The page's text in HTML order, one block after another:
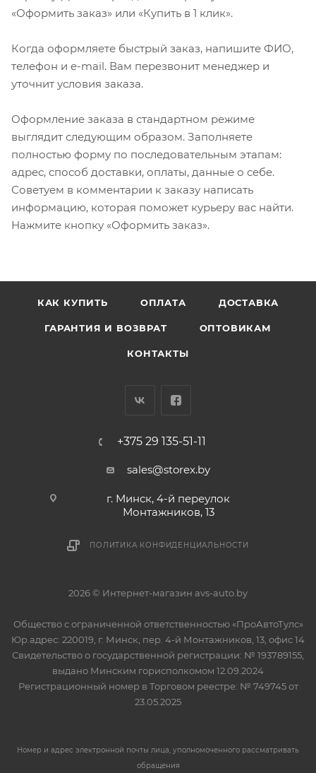
«Оформить заказ» или «Купить в 1 клик».
Когда оформляете быстрый заказ, напишите ФИО,
телефон и e-mail. Вам перезвонит менеджер и
уточнит условия заказа.
Оформление заказа в стандартном режиме
выглядит следующим образом. Заполняете
полностью форму по последовательным этапам:
адрес, способ доставки, оплаты, данные о себе.
Советуем в комментарии к заказу написать
информацию, которая поможет курьеру вас найти.
Нажмите кнопку «Оформить заказ».
КАК КУПИТЬ ОПЛАТА ДОСТАВКА
ГАРАНТИЯ И ВОЗВРАТ ОПТОВИКАМ
КОНТАКТЫ
+375 29 135-51-11
sales@storex.by
г. Минск, 4-й переулок
Монтажников, 13
ПОЛИТИКА КОНФИДЕНЦИАЛЬНОСТИ
2026 © Интернет-магазин avs-auto.by
Общество с ограниченной ответственностью «ПроАвтоТулс»
Юр.адрес: 220019, г. Минск, пер. 4-й Монтажников, 13, офис 14
Свидетельство о государственной регистрации: № 193789155,
выдано Минским горисполкомом 12.09.2024
Регистрационный номер в Торговом реестре: № 749745 от
23.05.2025
Номер и адрес электронной почты лица, уполномоченного рассматривать
обращения